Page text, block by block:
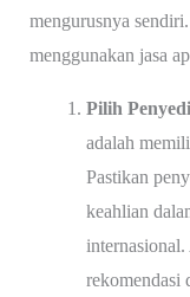
mengurusnya
menggunakan jasa
Pilih
adalah
Pastikan
keahlian
rekomendasi